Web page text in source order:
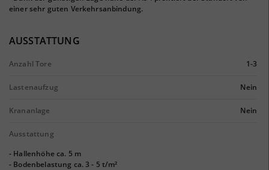
einer sehr guten Verkehrsanbindung.
AUSSTATTUNG
Anzahl Tore 1-3
Lastenaufzug Nein
Krananlage Nein
Ausstattung
- Hallenhöhe ca. 5 m
- Bodenbelastung ca. 3 - 5 t/m²